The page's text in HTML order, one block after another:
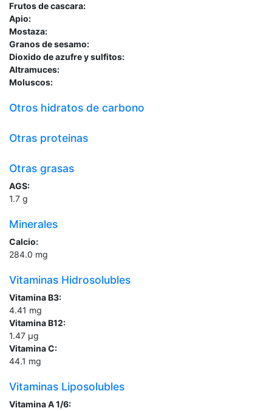
Frutos de cascara:
Apio:
Mostaza:
Granos de sesamo:
Dioxido de azufre y sulfitos:
Altramuces:
Moluscos:
Otros hidratos de carbono
Otras proteinas
Otras grasas
AGS:
1.7 g
Minerales
Calcio:
284.0 mg
Vitaminas Hidrosolubles
Vitamina B3:
4.41 mg
Vitamina B12:
1.47 µg
Vitamina C:
44.1 mg
Vitaminas Liposolubles
Vitamina A 1/6: